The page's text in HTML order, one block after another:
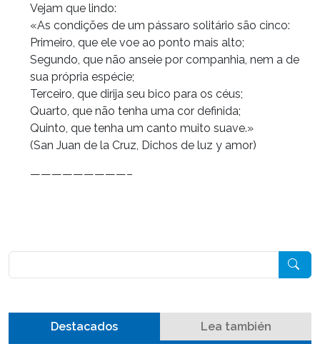
Vejam que lindo:
«As condições de um pássaro solitário são cinco:
Primeiro, que ele voe ao ponto mais alto;
Segundo, que não anseie por companhia, nem a de
sua própria espécie;
Terceiro, que dirija seu bico para os céus;
Quarto, que não tenha uma cor definida;
Quinto, que tenha um canto muito suave.»
(San Juan de la Cruz, Dichos de luz y amor)
—————————–
Destacados Lea también